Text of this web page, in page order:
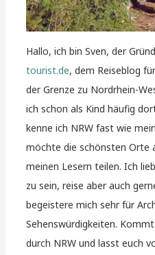
Hallo, ich bin Sven, der
tourist.de, dem Reiseblog
der Grenze zu Nordrhein-
ich schon als Kind häufig
kenne ich NRW fast wie
möchte die schönsten Orte
meinen Lesern teilen. Ich
zu sein, reise aber auch
begeistere mich sehr für
Sehenswürdigkeiten.
durch NRW und lasst euch